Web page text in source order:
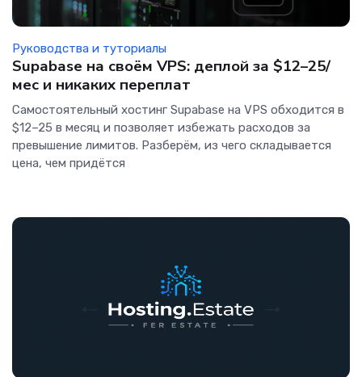
Руководства и туториалы
Supabase на своём VPS: деплой за $12–25/
мес и никаких переплат
Самостоятельный хостинг Supabase на VPS обходится в
$12–25 в месяц и позволяет избежать расходов за
превышение лимитов. Разберём, из чего складывается
цена, чем придётся